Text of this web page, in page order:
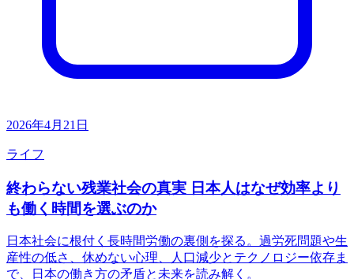
2026年4月21日
ライフ
終わらない残業社会の真実 日本人はなぜ効率より
も働く時間を選ぶのか
日本社会に根付く長時間労働の裏側を探る。過労死問題や生
産性の低さ、休めない心理、人口減少とテクノロジー依存ま
で、日本の働き方の矛盾と未来を読み解く。